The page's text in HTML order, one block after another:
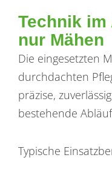
Technik im
nur Mähen
Die eingesetzten
durchdachten
präzise,
bestehende
Typische